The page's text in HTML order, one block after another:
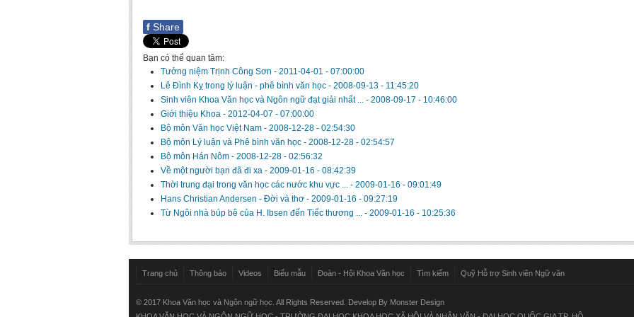
f Share
Bạn có thể quan tâm:
Tưởng niệm Trịnh Công Sơn - 2011-04-01 - 07:00:00
Lê Đình Kỵ trong lý luận - phê bình văn học - 2008-09-13 - 11:45:20
Sinh viên Khoa Văn học và Ngôn ngữ đạt giải nhất ... - 2008-09-17 - 10:46:00
Giới thiệu Khoa - 2012-04-07 - 07:00:00
Bộ môn Văn học Việt Nam - 2008-12-28 - 02:54:30
Bộ môn Lý luận và Phê bình văn học - 2008-12-28 - 02:54:57
Bộ môn Hán Nôm - 2008-12-28 - 02:56:32
Về một người bạn đã đi xa - 2009-01-16 - 08:42:39
Thời trung đại trong văn học các nước khu vực ... - 2009-01-16 - 09:01:49
Hans Christian Andersen - Đời và thơ - 2009-01-16 - 09:27:19
Từ Ngôi nhà búp bê của H. Ibsen đến Tiếc thương ... - 2009-01-16 - 10:25:36
Trang chủ Thông báo Videos Biểu mẫu Đoàn - Hội Khoa Văn học Tìm kiếm Quỹ Hỗ trợ Sinh viên Ngữ văn
© 2017 Khoa Văn học và Ngôn ngữ học. All Rights Reserved. Develop By Monster Design